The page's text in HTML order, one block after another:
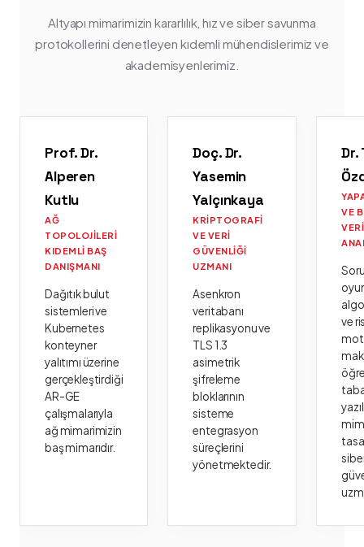
Altyapı mimarimizin kararlılık, hız ve siber savunma
protokollerini denetleyen kıdemli mühendislerimiz ve
akademisyenlerimiz.
Prof. Dr.
Alperen
Kutlu
AĞ
TOPOLOJILERI
KIDEMLI BAŞ
DANIŞMANI
Dağıtık bulut
sistemleri ve
Kubernetes
konteyner
yalıtımı üzerine
gerçekleştirdiği
AR-GE
çalışmalarıyla
ağ mimarimizin
baş mimarıdır.
Doç. Dr.
Yasemin
Yalçınkaya
KRIPTOGRAFI
VE VERI
GÜVENLIĞI
UZMANI
Asenkron
veritabanı
replikasyonu ve
TLS 1.3
asimetrik
şifreleme
bloklarının
sisteme
entegrasyon
süreçlerini
yönetmektedir.
Dr.
VE
VERI
ve